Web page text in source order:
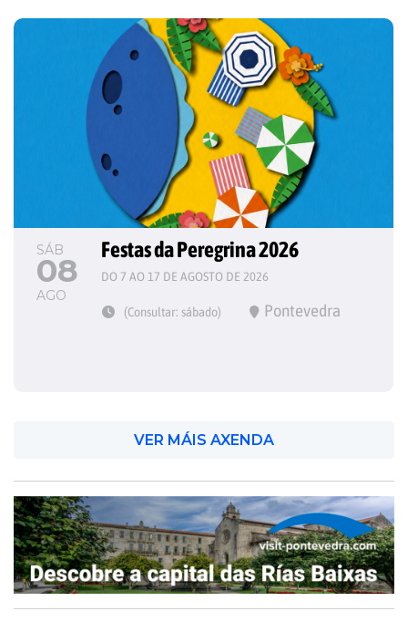
SÁB
08
AGO
Festas da Peregrina 2026
DO 7 AO 17 DE AGOSTO DE 2026
(Consultar: sábado) Pontevedra
VER MÁIS AXENDA